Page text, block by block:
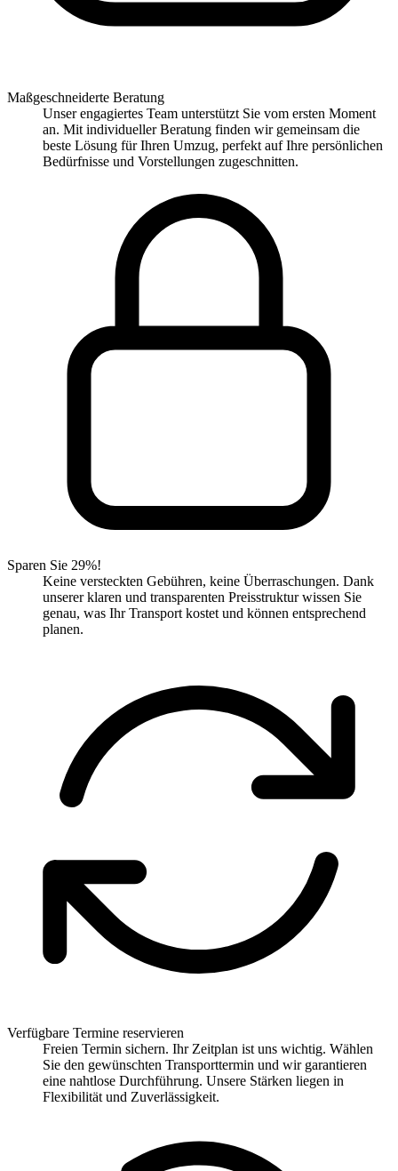
Maßgeschneiderte Beratung
Unser engagiertes Team unterstützt Sie vom ersten Moment
an. Mit individueller Beratung finden wir gemeinsam die
beste Lösung für Ihren Umzug, perfekt auf Ihre persönlichen
Bedürfnisse und Vorstellungen zugeschnitten.
Sparen Sie 29%!
Keine versteckten Gebühren, keine Überraschungen. Dank
unserer klaren und transparenten Preisstruktur wissen Sie
genau, was Ihr Transport kostet und können entsprechend
planen.
Verfügbare Termine reservieren
Freien Termin sichern. Ihr Zeitplan ist uns wichtig. Wählen
Sie den gewünschten Transporttermin und wir garantieren
eine nahtlose Durchführung. Unsere Stärken liegen in
Flexibilität und Zuverlässigkeit.